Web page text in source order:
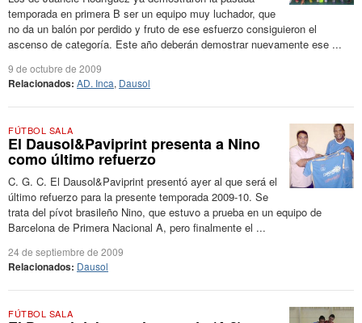
temporada en primera B ser un equipo muy luchador, que
no da un balón por perdido y fruto de ese esfuerzo consiguieron el
ascenso de categoría. Este año deberán demostrar nuevamente ese ...
9 de octubre de 2009
Relacionados: AD. Inca, Dausol
FÚTBOL SALA
El Dausol&Paviprint presenta a Nino
como último refuerzo
C. G. C. El Dausol&Paviprint presentó ayer al que será el
último refuerzo para la presente temporada 2009-10. Se
trata del pívot brasileño Nino, que estuvo a prueba en un equipo de
Barcelona de Primera Nacional A, pero finalmente el ...
24 de septiembre de 2009
Relacionados: Dausol
FÚTBOL SALA